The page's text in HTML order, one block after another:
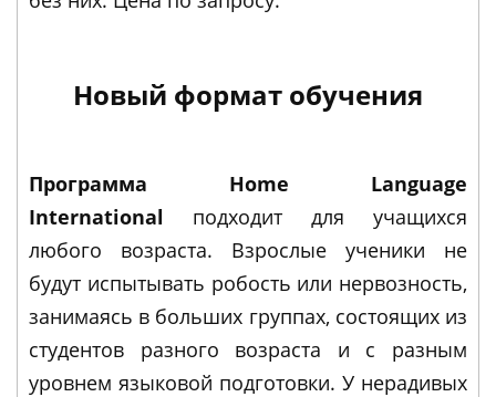
Новый формат обучения
Программа Home Language
International подходит для учащихся
любого возраста. Взрослые ученики не
будут испытывать робость или нервозность,
занимаясь в больших группах, состоящих из
студентов разного возраста и с разным
уровнем языковой подготовки. У нерадивых